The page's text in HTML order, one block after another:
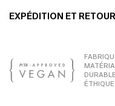
EXPÉDITION ET RETOUR